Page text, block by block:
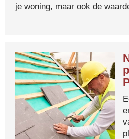
je woning, maar ook de